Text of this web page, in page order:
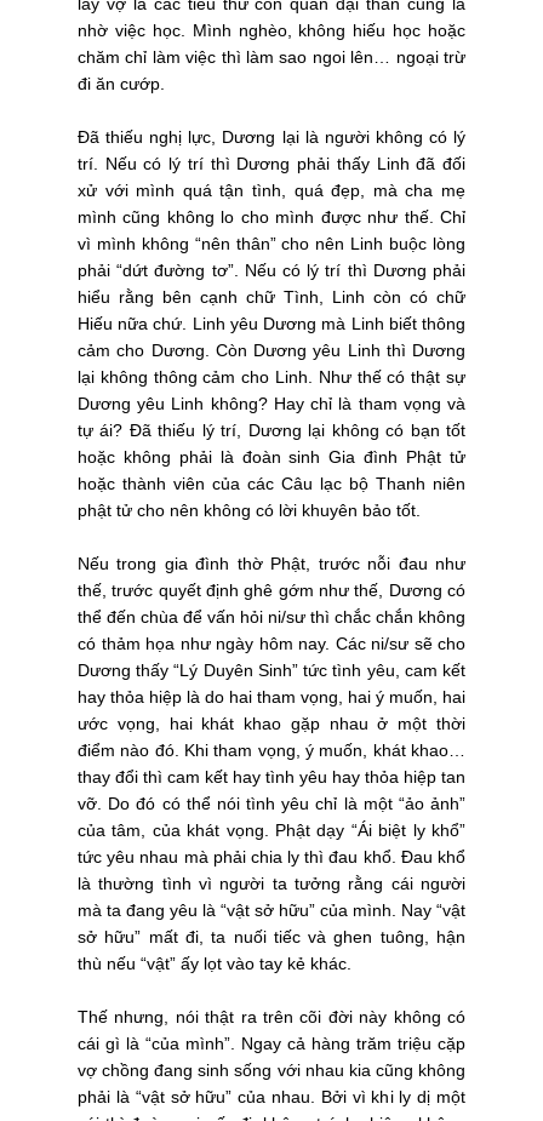
lấy vợ là các tiểu thư con quan đại thần cũng là
nhờ việc học. Mình nghèo, không hiếu học hoặc
chăm chỉ làm việc thì làm sao ngoi lên… ngoại trừ
đi ăn cướp.
Đã thiếu nghị lực, Dương lại là người không có lý
trí. Nếu có lý trí thì Dương phải thấy Linh đã đối
xử với mình quá tận tình, quá đẹp, mà cha mẹ
mình cũng không lo cho mình được như thế. Chỉ
vì mình không “nên thân” cho nên Linh buộc lòng
phải “dứt đường tơ”. Nếu có lý trí thì Dương phải
hiểu rằng bên cạnh chữ Tình, Linh còn có chữ
Hiếu nữa chứ. Linh yêu Dương mà Linh biết thông
cảm cho Dương. Còn Dương yêu Linh thì Dương
lại không thông cảm cho Linh. Như thế có thật sự
Dương yêu Linh không? Hay chỉ là tham vọng và
tự ái? Đã thiếu lý trí, Dương lại không có bạn tốt
hoặc không phải là đoàn sinh Gia đình Phật tử
hoặc thành viên của các Câu lạc bộ Thanh niên
phật tử cho nên không có lời khuyên bảo tốt.
Nếu trong gia đình thờ Phật, trước nỗi đau như
thế, trước quyết định ghê gớm như thế, Dương có
thể đến chùa để vấn hỏi ni/sư thì chắc chắn không
có thảm họa như ngày hôm nay. Các ni/sư sẽ cho
Dương thấy “Lý Duyên Sinh” tức tình yêu, cam kết
hay thỏa hiệp là do hai tham vọng, hai ý muốn, hai
ước vọng, hai khát khao gặp nhau ở một thời
điểm nào đó. Khi tham vọng, ý muốn, khát khao…
thay đổi thì cam kết hay tình yêu hay thỏa hiệp tan
vỡ. Do đó có thể nói tình yêu chỉ là một “ảo ảnh”
của tâm, của khát vọng. Phật dạy “Ái biệt ly khổ”
tức yêu nhau mà phải chia ly thì đau khổ. Đau khổ
là thường tình vì người ta tưởng rằng cái người
mà ta đang yêu là “vật sở hữu” của mình. Nay “vật
sở hữu” mất đi, ta nuối tiếc và ghen tuông, hận
thù nếu “vật” ấy lọt vào tay kẻ khác.
Thế nhưng, nói thật ra trên cõi đời này không có
cái gì là “của mình”. Ngay cả hàng trăm triệu cặp
vợ chồng đang sinh sống với nhau kia cũng không
phải là “vật sở hữu” của nhau. Bởi vì khi ly dị một